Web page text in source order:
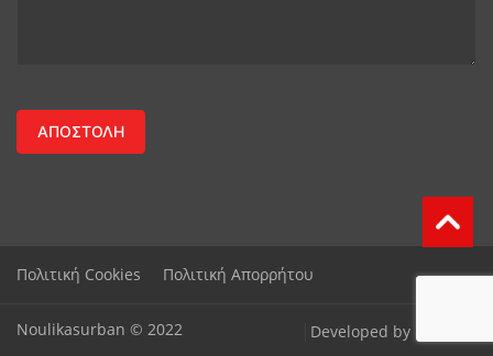
Πολιτική Cookies Πολιτική Απορρήτου
Noulikasurban © 2022 Developed by